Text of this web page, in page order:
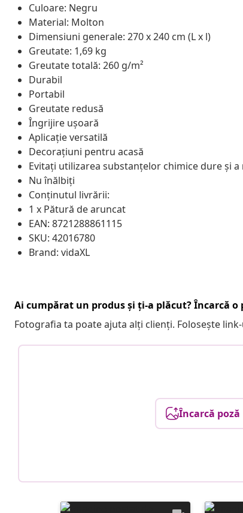
Culoare: Negru
Material: Molton
Dimensiuni generale: 270 x 240 cm (L x l)
Greutate: 1,69 kg
Greutate totală: 260 g/m²
Durabil
Portabil
Greutate redusă
Îngrijire ușoară
Aplicație versatilă
Decorațiuni pentru acasă
Evitați utilizarea substanțelor chimice dure și
Nu înălbiți
Conținutul livrării:
1 x Pătură de aruncat
EAN: 8721288861115
SKU: 42016780
Brand: vidaXL
Ai cumpărat un produs și ți-a plăcut? Încarcă o
Fotografia ta poate ajuta alți clienți. Folosește
Încarcă poză